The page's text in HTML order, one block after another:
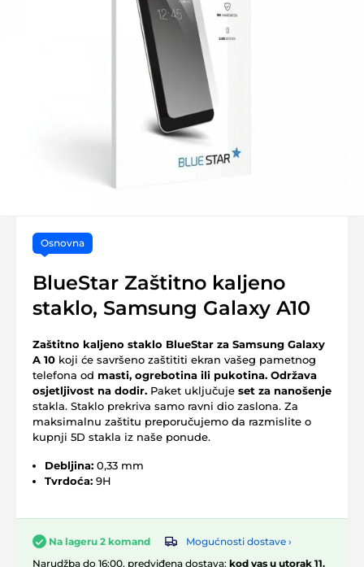
Osnovna
BlueStar Zaštitno kaljeno
staklo, Samsung Galaxy A10
Zaštitno kaljeno staklo BlueStar za Samsung Galaxy
A 10 koji će savršeno zaštititi ekran vašeg pametnog
telefona od masti, ogrebotina ili pukotina. Održava
osjetljivost na dodir. Paket uključuje set za nanošenje
stakla. Staklo prekriva samo ravni dio zaslona. Za
maksimalnu zaštitu preporučujemo da razmislite o
kupnji 5D stakla iz naše ponude.
Debljina: 0,33 mm
Tvrdoća: 9H
Na lageru 2 komand
Mogućnosti dostave ›
Narudžba do 16:00, predviđena dostava: kod vas u utorak 11.